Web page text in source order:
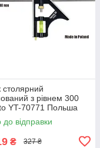
столярний
з рівнем 300
YT-70771 Польша
до відправки
₴ 327 ₴